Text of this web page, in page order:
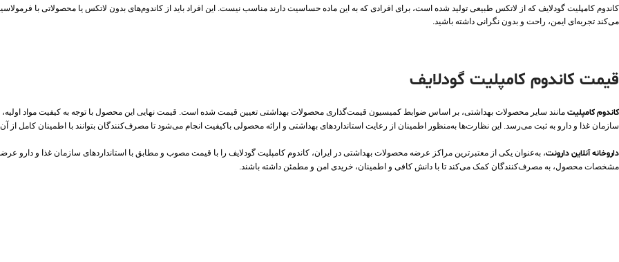
کاندوم کامپلیت گودلایف که از لاتکس طبیعی تولید شده است، برای افرادی که به این ماده حساسیت دارند مناسب نیست. این افراد باید از کاندوم‌های بدون لاتکس یا محصولاتی با
می‌کند تجربه‌ای ایمن، راحت و بدون نگرانی داشته باشید.
قیمت کاندوم کامپلیت گودلایف
کاندوم کامپلیت مانند سایر محصولات بهداشتی، بر اساس ضوابط کمیسیون قیمت‌گذاری محصولات بهداشتی تعیین قیمت شده است. قیمت نهایی این محصول با توجه به کیفیت مواد
سازمان غذا و دارو به ثبت می‌رسد. این نظارت‌ها به‌منظور اطمینان از رعایت استانداردهای بهداشتی و ارائه محصولی باکیفیت انجام می‌شود تا مصرف‌کنندگان بتوانند با اطمینان کامل از آن
داروخانه آنلاین دارونت، به‌عنوان یکی از معتبرترین مراکز عرضه محصولات بهداشتی در ایران، کاندوم کامپلیت گودلایف را با قیمت مصوب و مطابق با استانداردهای سازمان غذا و دارو عرضه
مشخصات محصول، به مصرف‌کنندگان کمک می‌کند تا با دانش کافی و اطمینان، خریدی امن و مطمئن داشته باشند.